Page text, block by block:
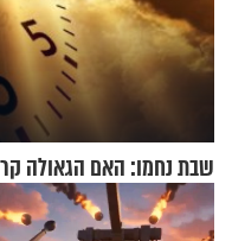
שבת נחמו: האם הגאולה